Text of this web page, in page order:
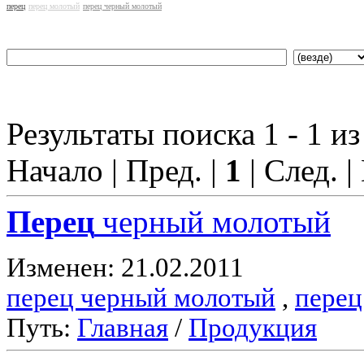
перец перец молотый перец черный молотый
Результаты поиска 1 - 1
Начало | Пред. | 1 | След.
Перец черный молотый
Изменен: 21.02.2011
перец черный молотый , перец
Путь: Главная / Продукция